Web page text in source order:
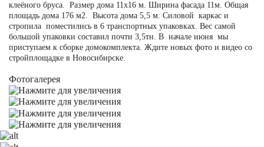
клеёного бруса. Размер дома 11х16 м. Ширина фасада 11м. Общая
площадь дома 176 м2. Высота дома 5,5 м. Силовой каркас и
стропила поместились в 6 транспортных упаковках. Вес самой
большой упаковки составил почти 3,5тн. В начале июня мы
приступаем к сборке домокомплекта. Ждите новых фото и видео со
стройплощадке в Новосибирске.
Фотогалерея